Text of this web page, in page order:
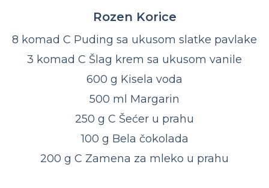
Rozen Korice
8 komad C Puding sa ukusom slatke pavlake
3 komad C Šlag krem sa ukusom vanile
600 g Kisela voda
500 ml Margarin
250 g C Šećer u prahu
100 g Bela čokolada
200 g C Zamena za mleko u prahu